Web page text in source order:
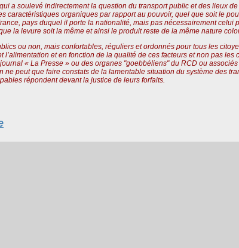
a soulevé indirectement la question du transport public et des lieux
caractéristiques organiques par rapport au pouvoir, quel que soit le
pays duquel il porte la nationalité, mais pas nécessairement celui
la levure soit la même et ainsi le produit reste de la même nature
ou non, mais confortables, réguliers et ordonnés pour tous les
l’alimentation et en fonction de la qualité de ces facteurs et non pas
« La Presse » ou des organes "goebbéliens" du RCD ou
ne peut que faire constats de la lamentable situation du système des
répondent devant la justice de leurs forfaits.